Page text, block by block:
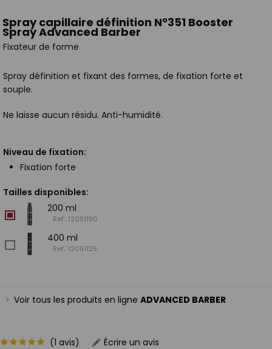
Spray capillaire définition Nº351 Booster
Spray Advanced Barber
Fixateur de forme
Spray définition et fixant des formes, de fixation forte et
souple.
Ne laisse aucun résidu. Anti-humidité.
Niveau de fixation:
Fixation forte
Tailles disponibles:
200 ml
Ref.: 12091190
400 ml
Ref.: 12091125
Voir tous les produits en ligne ADVANCED BARBER
(1 avis) Écrire un avis